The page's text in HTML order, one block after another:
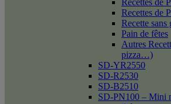
Recettes de
Recettes de
Recette sans
Pain de fêtes
Autres
pizza…)
SD-YR2550
SD-R2530
SD-B2510
SD-PN100 – Mini